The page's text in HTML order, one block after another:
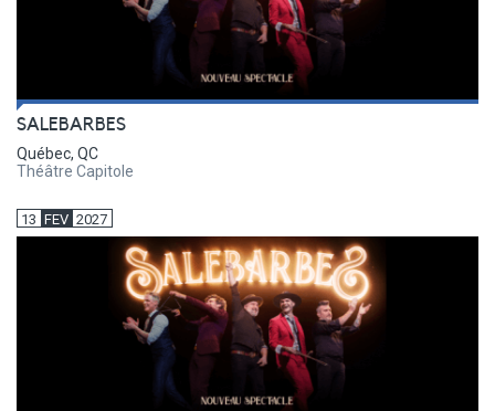
SALEBARBES
Québec, QC
Théâtre Capitole
13 FEV 2027